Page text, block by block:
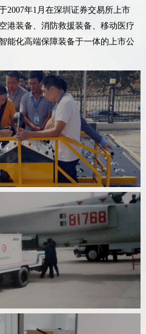
2007年1月在深圳证券交易所上市
港装备、消防救援装备、移动医疗
能化高端保障装备于一体的上市公
，